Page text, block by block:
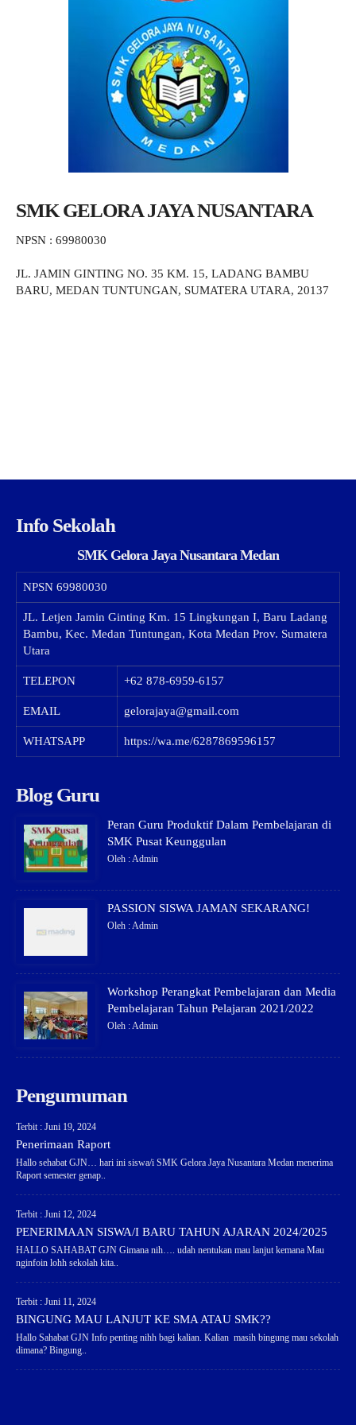
SMK GELORA JAYA NUSANTARA
NPSN : 69980030
JL. JAMIN GINTING NO. 35 KM. 15, LADANG BAMBU
BARU, MEDAN TUNTUNGAN, SUMATERA UTARA, 20137
Info Sekolah
SMK Gelora Jaya Nusantara Medan
NPSN 69980030
JL. Letjen Jamin Ginting Km. 15 Lingkungan I, Baru Ladang
Bambu, Kec. Medan Tuntungan, Kota Medan Prov. Sumatera
Utara
TELEPON +62 878-6959-6157
EMAIL gelorajaya@gmail.com
WHATSAPP https://wa.me/6287869596157
Blog Guru
Peran Guru Produktif Dalam Pembelajaran di
SMK Pusat Keunggulan
Oleh : Admin
PASSION SISWA JAMAN SEKARANG!
Oleh : Admin
Workshop Perangkat Pembelajaran dan Media
Pembelajaran Tahun Pelajaran 2021/2022
Oleh : Admin
Pengumuman
Terbit : Juni 19, 2024
Penerimaan Raport
Hallo sehabat GJN… hari ini siswa/i SMK Gelora Jaya Nusantara Medan menerima
Raport semester genap..
Terbit : Juni 12, 2024
PENERIMAAN SISWA/I BARU TAHUN AJARAN 2024/2025
HALLO SAHABAT GJN Gimana nih…. udah nentukan mau lanjut kemana Mau
nginfoin lohh sekolah kita..
Terbit : Juni 11, 2024
BINGUNG MAU LANJUT KE SMA ATAU SMK??
Hallo Sahabat GJN Info penting nihh bagi kalian. Kalian masih bingung mau sekolah
dimana? Bingung..